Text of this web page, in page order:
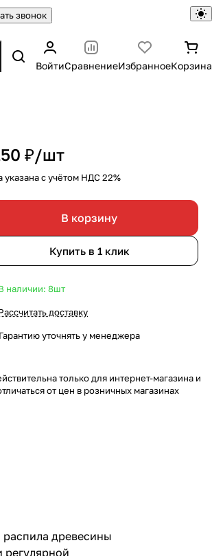
звонок
ВойтиСравнениеИзбранноеКорзина
₽/шт
указана с учётом НДС 22%
В корзину
Купить в 1 клик
наличии: 8шт
доставку
Гарантию уточнять у менеджера
только для интернет-магазина и
от цен в розничных магазинах
распила древесины
регулярной